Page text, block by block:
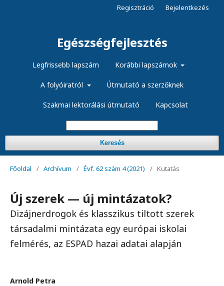
Egészségfejlesztés
Legfrissebb lapszám Korábbi lapszámok
A folyóiratról Útmutató a szerzőknek
Szakmai lektorálási útmutató Kapcsolat
Keresés
Regisztráció Bejelentkezés
Főoldal / Archívum / Évf. 62 szám 4 (2021) / Kutatás
Új szerek — új mintázatok?
Dizájnerdrogok és klasszikus tiltott szerek
társadalmi mintázata egy európai iskolai
felmérés, az ESPAD hazai adatai alapján
Arnold Petra